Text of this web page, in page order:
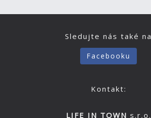
Sledujte nás také na
Facebooku
Kontakt:
LIFE IN TOWN s.r.o.